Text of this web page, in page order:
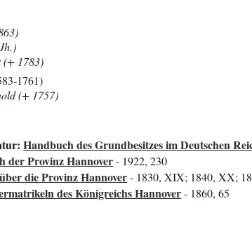
(+ 1783)
1761)
(+ 1757)
Handbuch des Grundbesitzes im Deutschen
der Provinz Hannover- 1922, 230
die Provinz Hannover- 1830, XIX; 1840, XX;
des Königreichs Hannover- 1860, 65